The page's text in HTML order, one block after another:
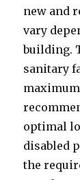
new and
vary
building.
sanitary
optimal
disabled
the